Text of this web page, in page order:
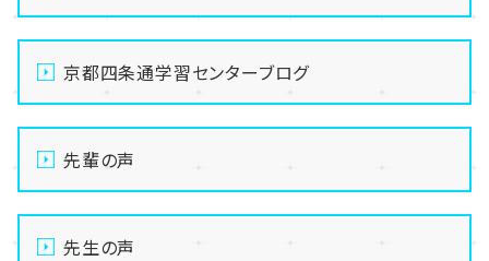
京都四条通学習センターブログ
先輩の声
先生の声